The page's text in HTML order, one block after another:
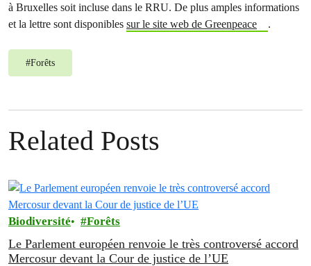
à Bruxelles soit incluse dans le RRU. De plus amples informations
et la lettre sont disponibles sur le site web de Greenpeace .
#Forêts
Related Posts
Biodiversité Forêts
Le Parlement européen renvoie le très controversé accord
Mercosur devant la Cour de justice de l’UE